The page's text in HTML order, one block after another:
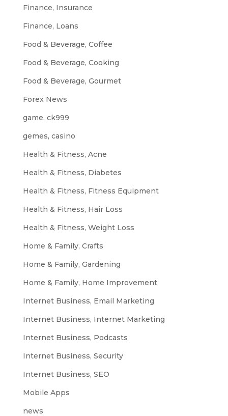
Finance, Insurance
Finance, Loans
Food & Beverage, Coffee
Food & Beverage, Cooking
Food & Beverage, Gourmet
Forex News
game, ck999
gemes, casino
Health & Fitness, Acne
Health & Fitness, Diabetes
Health & Fitness, Fitness Equipment
Health & Fitness, Hair Loss
Health & Fitness, Weight Loss
Home & Family, Crafts
Home & Family, Gardening
Home & Family, Home Improvement
Internet Business, Email Marketing
Internet Business, Internet Marketing
Internet Business, Podcasts
Internet Business, Security
Internet Business, SEO
Mobile Apps
news